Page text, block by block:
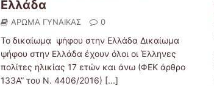
Ελλάδα
ΑΡΩΜΑ ΓΥΝΑΙΚΑΣ 0
Το δικαίωμα ψήφου στην Ελλάδα Δικαίωμα
ψήφου στην Ελλάδα έχουν όλοι οι Έλληνες
πολίτες ηλικίας 17 ετών και άνω (ΦΕΚ άρθρο
133Α” του Ν. 4406/2016) [...]